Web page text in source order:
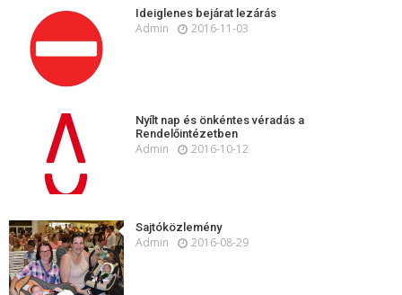
Ideiglenes bejárat lezárás
Admin 2016-11-03
Nyílt nap és önkéntes véradás a
Rendelőintézetben
Admin 2016-10-12
Sajtóközlemény
Admin 2016-08-29